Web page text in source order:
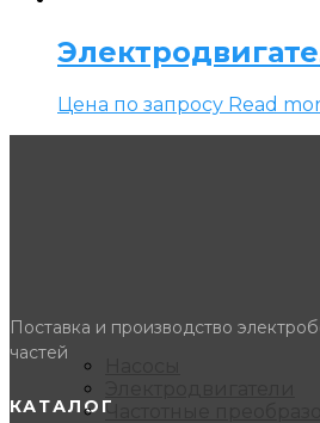
Частотные
Цена по запросу Read
Поставка и производство
частей
КАТАЛОГ